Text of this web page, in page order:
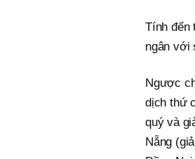
Tính đến
ngân với
Ngược
dịch thứ
quý và
Nẵng